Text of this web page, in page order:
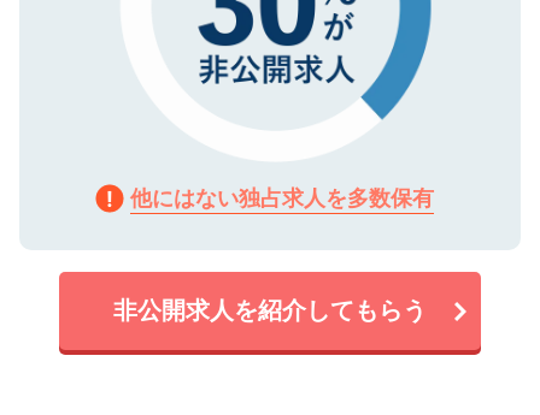
他にはない独占求人を多数保有
非公開求人を紹介してもらう